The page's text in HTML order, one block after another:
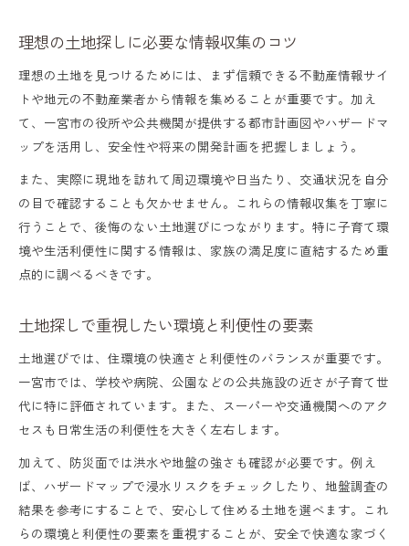
家づくり成功へ導く一宮市特有の注意点
土地探しと家づくりの連携ポイント
土地探しで見落としがちな市独自の規制
土地探し後に起こりやすい問題と対策
一宮市で家づくりを成功させる土地探し術
後悔しないための一宮市土地探しの進め方
土地探しで後悔しないための手順解説
不動産会社選びが土地探し成功のカギ
土地探しで比較検討すべきポイントとは
予算内で理想を叶える土地探しの工夫
理想の土地探しに必要な情報収集のコツ
理想の土地を見つけるためには、まず信頼できる不動産情報サイ
トや地元の不動産業者から情報を集めることが重要です。加え
て、一宮市の役所や公共機関が提供する都市計画図やハザードマ
ップを活用し、安全性や将来の開発計画を把握しましょう。
また、実際に現地を訪れて周辺環境や日当たり、交通状況を自分
の目で確認することも欠かせません。これらの情報収集を丁寧に
行うことで、後悔のない土地選びにつながります。特に子育て環
境や生活利便性に関する情報は、家族の満足度に直結するため重
点的に調べるべきです。
土地探しで重視したい環境と利便性の要素
土地選びでは、住環境の快適さと利便性のバランスが重要です。
一宮市では、学校や病院、公園などの公共施設の近さが子育て世
代に特に評価されています。また、スーパーや交通機関へのアク
セスも日常生活の利便性を大きく左右します。
加えて、防災面では洪水や地盤の強さも確認が必要です。例え
ば、ハザードマップで浸水リスクをチェックしたり、地盤調査の
結果を参考にすることで、安心して住める土地を選べます。これ
らの環境と利便性の要素を重視することが、安全で快適な家づく